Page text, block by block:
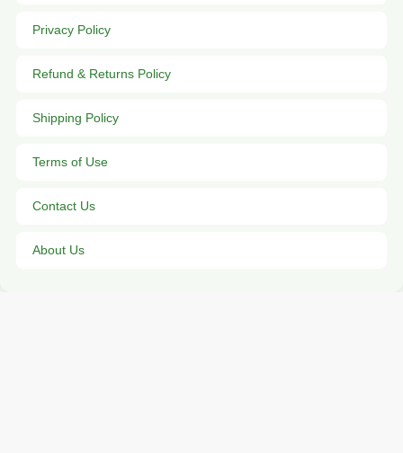
Privacy Policy
Refund & Returns Policy
Shipping Policy
Terms of Use
Contact Us
About Us